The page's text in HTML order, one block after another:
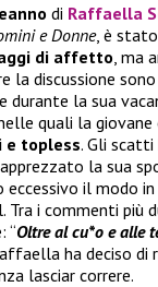
di Raffaella
e Donne, è
di affetto , ma
la discussione
durante la sua
quali la giovane
e topless. Gli
la sua
eccessivo il modo
Tra i commenti più
“Oltre al cu*o e alle
ha deciso di
lasciar correre.